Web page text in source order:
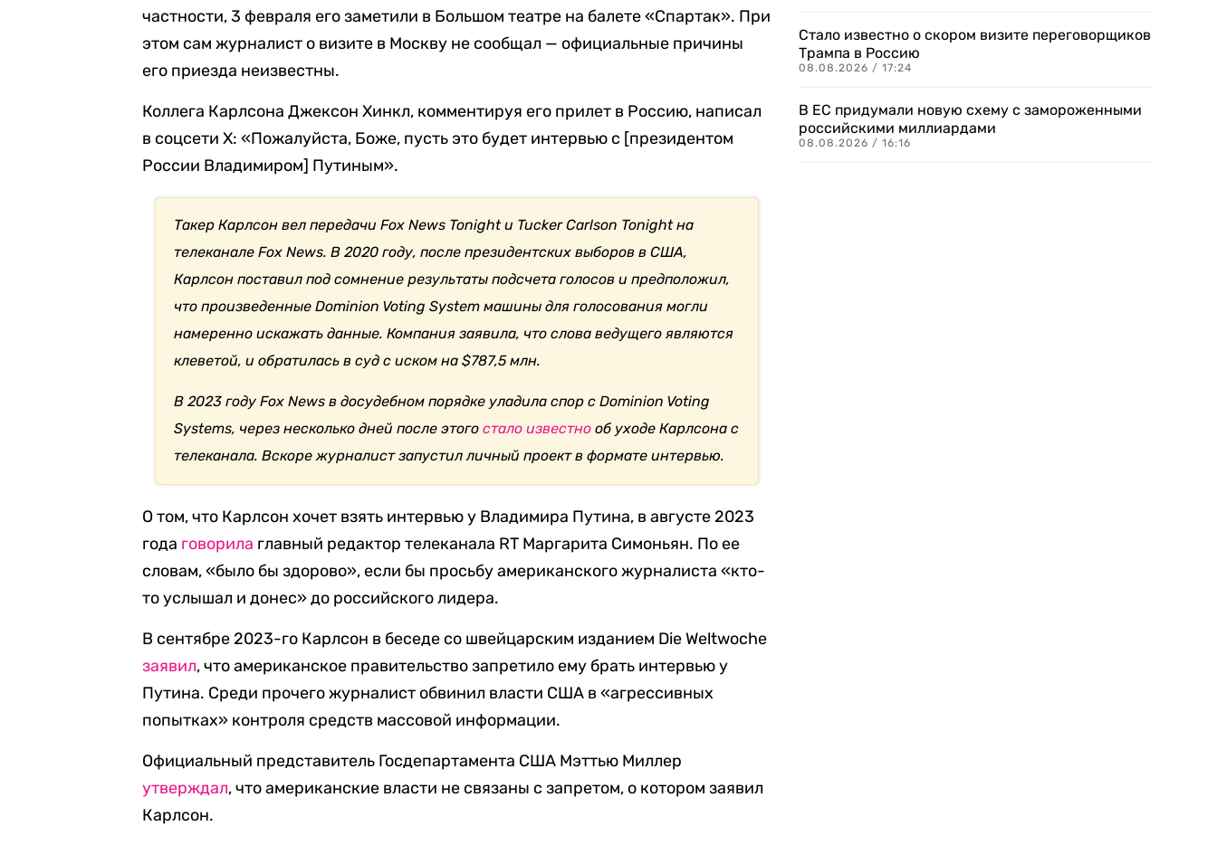
частности, 3 февраля его заметили в Большом театре на балете «Спартак». При
этом сам журналист о визите в Москву не сообщал — официальные причины
его приезда неизвестны.
Коллега Карлсона Джексон Хинкл, комментируя его прилет в Россию, написал
в соцсети X: «Пожалуйста, Боже, пусть это будет интервью с [президентом
России Владимиром] Путиным».
Такер Карлсон вел передачи Fox News Tonight и Tucker Carlson Tonight на
телеканале Fox News. В 2020 году, после президентских выборов в США,
Карлсон поставил под сомнение результаты подсчета голосов и предположил,
что произведенные Dominion Voting System машины для голосования могли
намеренно искажать данные. Компания заявила, что слова ведущего являются
клеветой, и обратилась в суд с иском на $787,5 млн.
В 2023 году Fox News в досудебном порядке уладила спор с Dominion Voting
Systems, через несколько дней после этогостало известно об уходе Карлсона с
телеканала. Вскоре журналист запустил личный проект в формате интервью.
О том, что Карлсон хочет взять интервью у Владимира Путина, в августе 2023
года говорила главный редактор телеканала RT Маргарита Симоньян. По ее
словам, «было бы здорово», если бы просьбу американского журналиста «кто-
то услышал и донес» до российского лидера.
В сентябре 2023-го Карлсон в беседе со швейцарским изданием Die Weltwoche
заявил, что американское правительство запретило ему брать интервью у
Путина. Среди прочего журналист обвинил власти США в «агрессивных
попытках» контроля средств массовой информации.
Официальный представитель Госдепартамента США Мэттью Миллер
утверждал, что американские власти не связаны с запретом, о котором заявил
Карлсон.
Стало известно о скором визите переговорщиков
Трампа в Россию
08.08.2026 / 17:24
В ЕС придумали новую схему с замороженными
российскими миллиардами
08.08.2026 / 16:16